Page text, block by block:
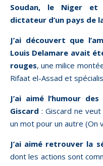
Soudan, le Niger et
dictateur d’un pays de
J’ai découvert que
Louis Delamare avait
rouges, une milice
Rifaat el-Assad et
J’ai aimé l’humour
Giscard : Giscard ne
un mot pour un autre (On
J’ai aimé retrouver la
dont les actions sont